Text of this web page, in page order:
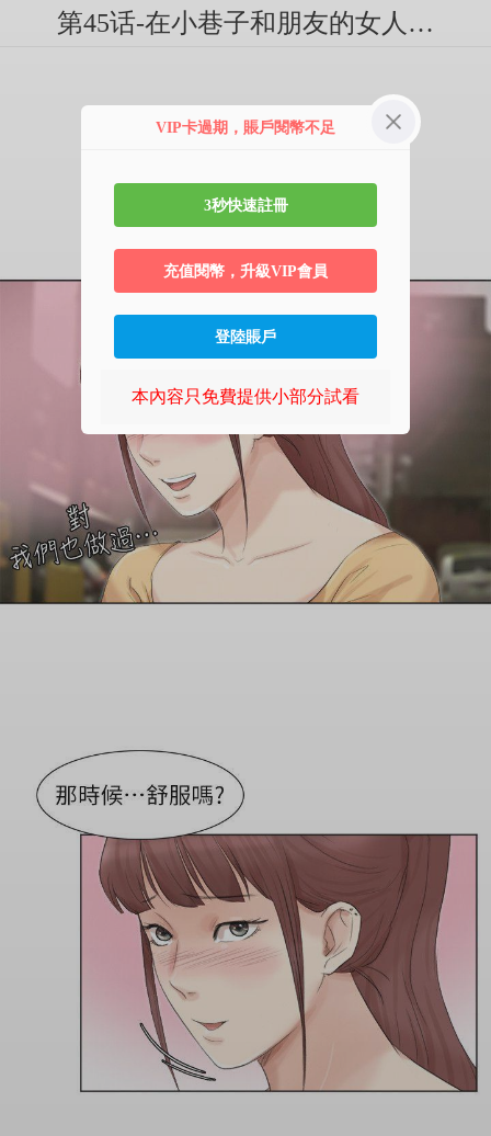
第45话-在小巷子和朋友的女人…
VIP卡過期，賬戶閱幣不足
3秒快速註冊
充值閱幣，升級VIP會員
登陸賬戶
本內容只免費提供小部分試看